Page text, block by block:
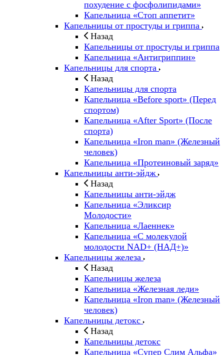
похудение с фосфолипидами»
Капельница «Стоп аппетит»
Капельницы от простуды и гриппа
Назад
Капельницы от простуды и гриппа
Капельница «Антигриппин»
Капельницы для спорта
Назад
Капельницы для спорта
Капельница «Before sport» (Перед
спортом)
Капельница «After Sport» (После
спорта)
Капельница «Iron man» (Железный
человек)
Капельница «Протеиновый заряд»
Капельницы анти-эйдж
Назад
Капельницы анти-эйдж
Капельница «Эликсир
Молодости»
Капельница «Лаеннек»
Капельница «С молекулой
молодости NAD+ (НАД+)»
Капельницы железа
Назад
Капельницы железа
Капельница «Железная леди»
Капельница «Iron man» (Железный
человек)
Капельницы детокс
Назад
Капельницы детокс
Капельница «Супер Слим Альфа»